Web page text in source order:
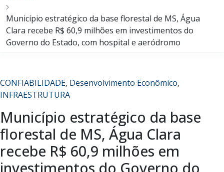
Município estratégico da base florestal de MS, Água
Clara recebe R$ 60,9 milhões em investimentos do
Governo do Estado, com hospital e aeródromo
CONFIABILIDADE, Desenvolvimento Econômico,
INFRAESTRUTURA
Município estratégico da base
florestal de MS, Água Clara
recebe R$ 60,9 milhões em
investimentos do Governo do